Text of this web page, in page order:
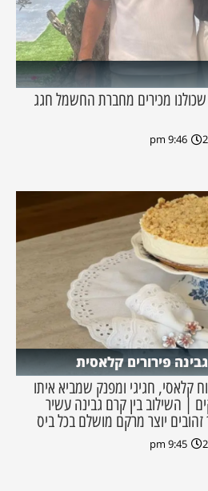
מכירים מחברת החשמל חגג
9:46 pm
פירורים קלאסית
קלאסי, חגיגי ומפנק שמביא איתו
| השילוב בין קרם גבינה עשיר
זהובים יוצר מרקם מושלם בכל ביס
9:45 pm